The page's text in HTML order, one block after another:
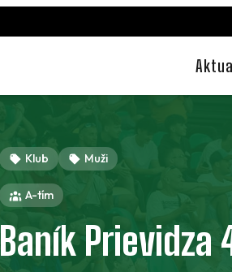
Klub Muži
A-tím
Baník Prievidza